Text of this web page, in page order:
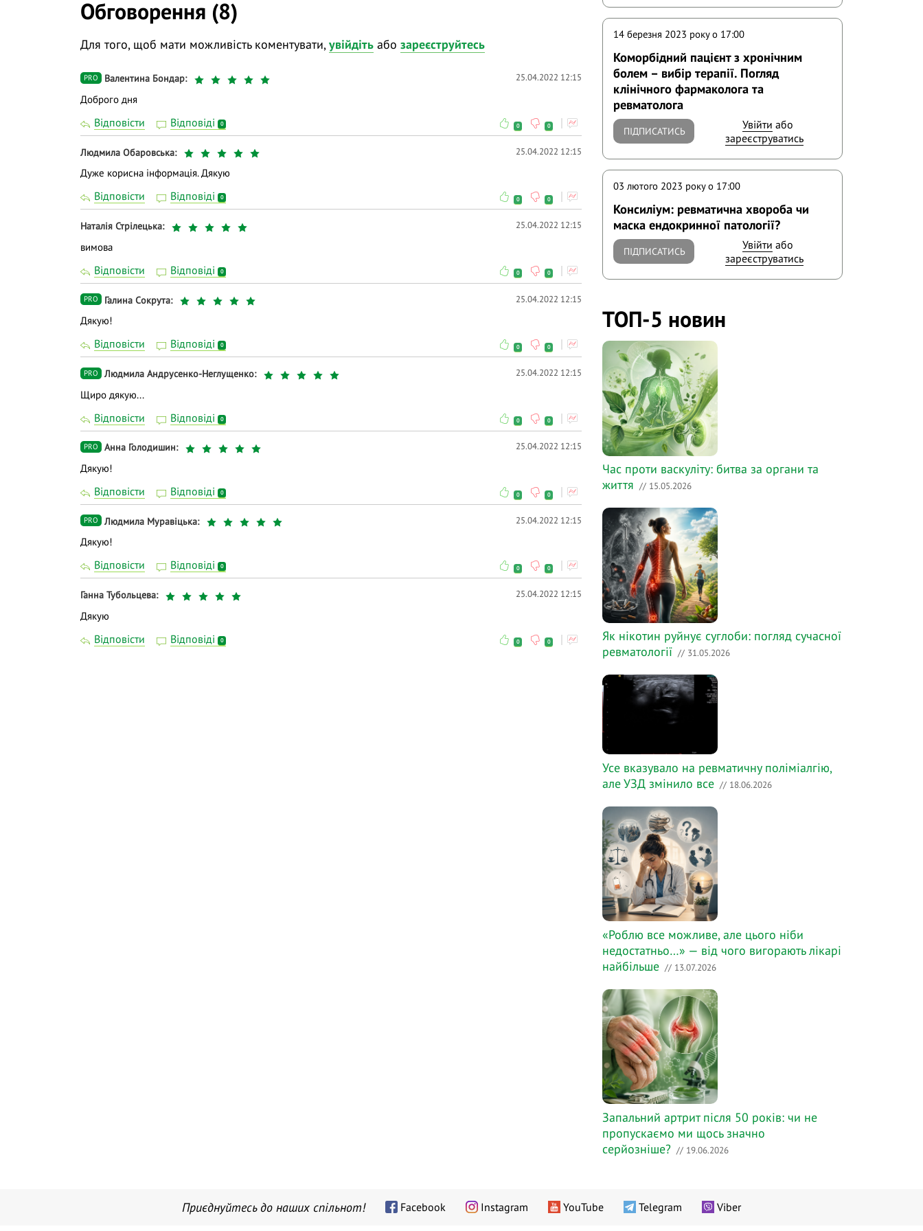
Обговорення (8)
Для того, щоб мати можливість коментувати, увійдіть або зареєструйтесь
PRO Валентина Бондар 25.04.2022 12:15
Доброго дня
Відповісти Відповіді 0 0 0
Людмила Обаровська 25.04.2022 12:15
Дуже корисна інформація. Дякую
Відповісти Відповіді 0 0 0
Наталія Стрілецька 25.04.2022 12:15
вимова
Відповісти Відповіді 0 0 0
PRO Галина Сокрута 25.04.2022 12:15
Дякую!
Відповісти Відповіді 0 0 0
PRO Людмила Андрусенко-Неглущенко 25.04.2022 12:15
Щиро дякую...
Відповісти Відповіді 0 0 0
PRO Анна Голодишин 25.04.2022 12:15
Дякую!
Відповісти Відповіді 0 0 0
PRO Людмила Муравіцька 25.04.2022 12:15
Дякую!
Відповісти Відповіді 0 0 0
Ганна Тубольцева 25.04.2022 12:15
Дякую
Відповісти Відповіді 0 0 0
14 березня 2023 року o 17:00
Коморбідний пацієнт з хронічним
болем – вибір терапії. Погляд
клінічного фармаколога та
ревматолога
ПІДПИСАТИСЬ Увійти або
зареєструватись
03 лютого 2023 року o 17:00
Консиліум: ревматична хвороба чи
маска ендокринної патології?
ПІДПИСАТИСЬ Увійти або
зареєструватись
ТОП-5 новин
Час проти васкуліту: битва за органи та
життя // 15.05.2026
Як нікотин руйнує суглоби: погляд сучасної
ревматології // 31.05.2026
Усе вказувало на ревматичну поліміалгію,
але УЗД змінило все // 18.06.2026
«Роблю все можливе, але цього ніби
недостатньо…» — від чого вигорають лікарі
найбільше // 13.07.2026
Запальний артрит після 50 років: чи не
пропускаємо ми щось значно
серйозніше? // 19.06.2026
Приєднуйтесь до наших спільнот! Facebook Instagram YouTube Telegram Viber